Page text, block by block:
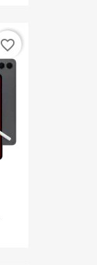
favorite_border